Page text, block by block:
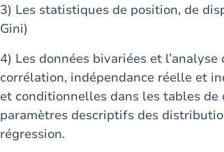
3) Les statistiques de position, de
Gini)
4) Les données bivariées et
corrélation, indépendance réelle et
et conditionnelles dans les tables
paramètres descriptifs des
régression.